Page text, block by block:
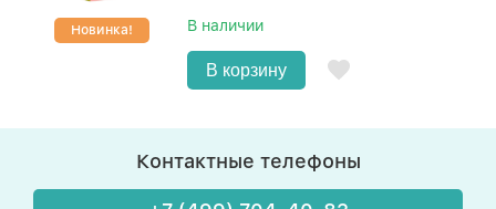
Новинка! В наличии
В корзину
Контактные телефоны